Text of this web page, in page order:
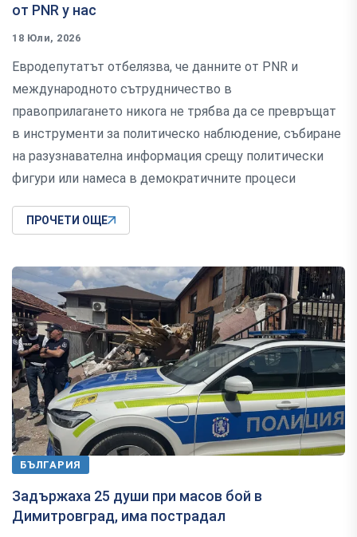
от PNR у нас
18 Юли, 2026
Евродепутатът отбелязва, че данните от PNR и
международното сътрудничество в
правоприлагането никога не трябва да се превръщат
в инструменти за политическо наблюдение, събиране
на разузнавателна информация срещу политически
фигури или намеса в демократичните процеси
ПРОЧЕТИ ОЩЕ
БЪЛГАРИЯ
Задържаха 25 души при масов бой в
Димитровград, има пострадал